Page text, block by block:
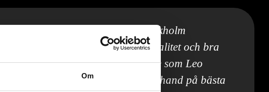
Om
6 kvm i Bromma, Stockholm
utfört uppdrag, på tid med hög kvalitet och bra
Kände mig trygg med det arbete som Leo
eventuella problem skulle tas om hand på bästa